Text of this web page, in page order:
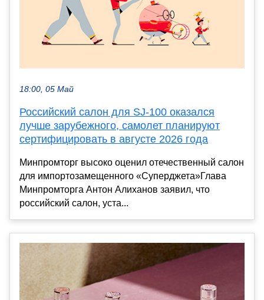
18:00, 05 Май
Российский салон для SJ-100 оказался
лучше зарубежного, самолет планируют
сертифицировать в августе 2026 года
Минпромторг высоко оценил отечественный салон
для импортозамещенного «Суперджета»Глава
Минпромторга Антон Алиханов заявил, что
российский салон, уста...